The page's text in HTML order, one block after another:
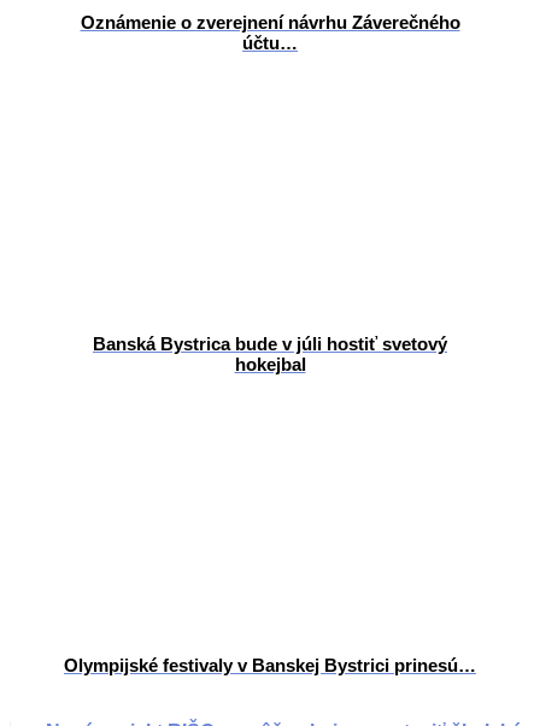
Oznámenie o zverejnení návrhu Záverečného
účtu…
Banská Bystrica bude v júli hostiť svetový
hokejbal
Olympijské festivaly v Banskej Bystrici prinesú…